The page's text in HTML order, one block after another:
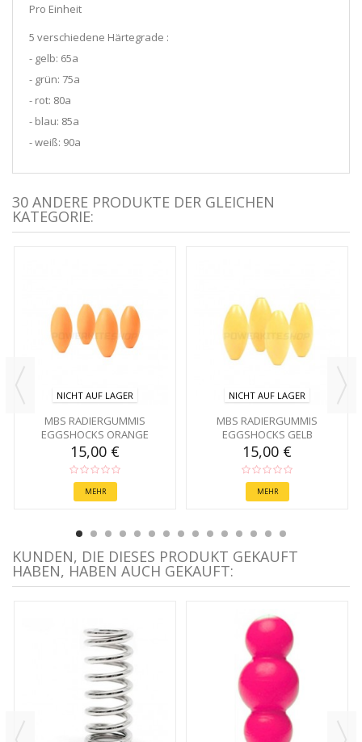
Pro Einheit
5 verschiedene Härtegrade :
- gelb: 65a
- grün: 75a
- rot: 80a
- blau: 85a
- weiß: 90a
30 ANDERE PRODUKTE DER GLEICHEN
KATEGORIE:
NICHT AUF LAGER
MBS RADIERGUMMIS
EGGSHOCKS ORANGE
15,00 €
MEHR
NICHT AUF LAGER
MBS RADIERGUMMIS
EGGSHOCKS GELB
15,00 €
MEHR
KUNDEN, DIE DIESES PRODUKT GEKAUFT
HABEN, HABEN AUCH GEKAUFT: